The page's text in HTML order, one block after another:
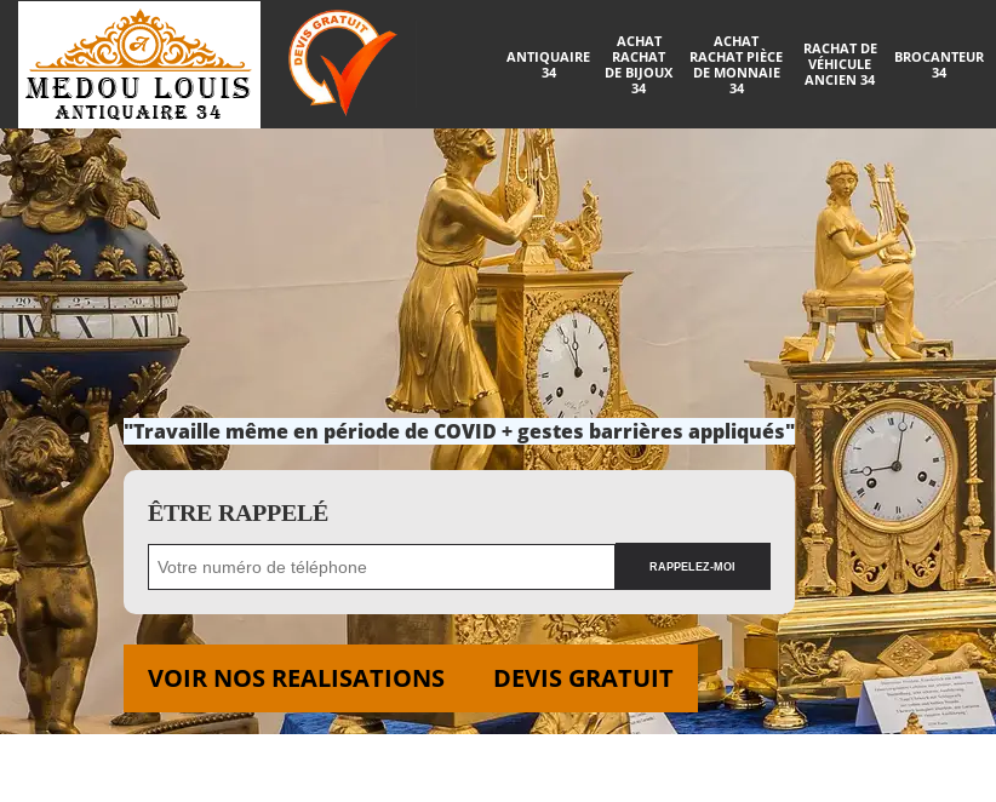
ANTIQUAIRE
34
ACHAT
RACHAT
DE BIJOUX
34
ACHAT
RACHAT PIÈCE
DE MONNAIE
34
RACHAT DE
VÉHICULE
ANCIEN 34
BROCANTEUR
34
"Travaille même en période de COVID + gestes barrières appliqués"
ÊTRE RAPPELÉ
VOIR NOS REALISATIONS DEVIS GRATUIT